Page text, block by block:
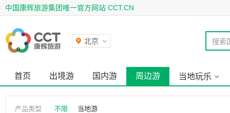
中国康辉旅游集团唯一官方网站 CCT.CN
北京 搜索
首页 出境游 国内游 周边游 当地玩乐
产品类型 不限 当地游